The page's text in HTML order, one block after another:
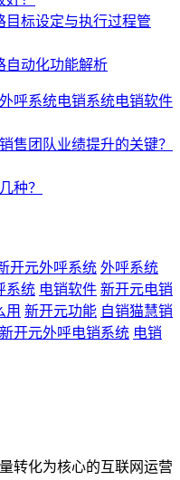
目标设定与执行过程管
自动化功能解析
呼系统电销系统电销软件
售团队业绩提升的关键？
种？
开元外呼系统 外呼系统
系统 电销软件 新开元电销
用 新开元功能 自销猫慧销
新开元外呼电销系统 电销
转化为核心的互联网运营